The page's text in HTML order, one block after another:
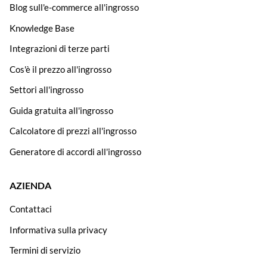
Blog sull'e-commerce all'ingrosso
Knowledge Base
Integrazioni di terze parti
Cos'è il prezzo all'ingrosso
Settori all'ingrosso
Guida gratuita all'ingrosso
Calcolatore di prezzi all'ingrosso
Generatore di accordi all'ingrosso
AZIENDA
Contattaci
Informativa sulla privacy
Termini di servizio